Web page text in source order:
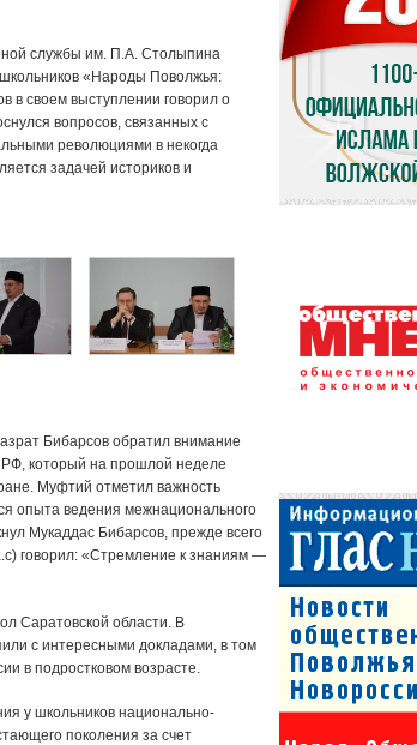
службы им. П.А. Столыпина
«Народы Поволжья:
в своем выступлении говорил о
вопросов, связанных с
революциями в некогда
задачей историков и
Бибарсов обратил внимание
который на прошлой неделе
Муфтий отметил важность
опыта ведения межнационального
Мукаддас Бибарсов, прежде всего
говорил: «Стремление к знаниям —
Саратовской области. В
с интересными докладами, в том
в подростковом возрасте.
у школьников национально-
поколения за счет